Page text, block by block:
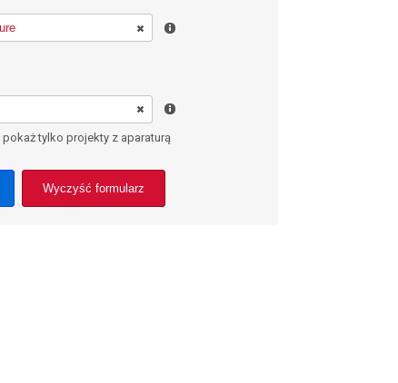
pokaż tylko projekty z aparaturą
Wyczyść formularz